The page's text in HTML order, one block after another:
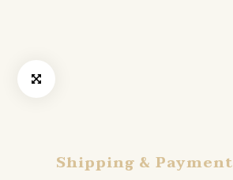
Shipping & Payment